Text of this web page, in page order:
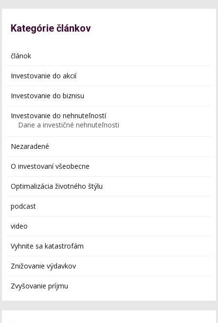
Kategórie článkov
článok
Investovanie do akcií
Investovanie do biznisu
Investovanie do nehnuteľností
Dane a investičné nehnuteľnosti
Nezaradené
O investovaní všeobecne
Optimalizácia životného štýlu
podcast
video
Vyhnite sa katastrofám
Znižovanie výdavkov
Zvyšovanie príjmu